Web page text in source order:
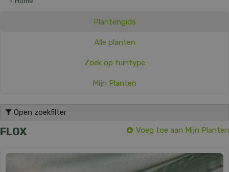
Plantengids
Alle planten
Zoek op tuintype
Mijn Planten
Open zoekfilter
FLOX Voeg toe aan Mijn Planten